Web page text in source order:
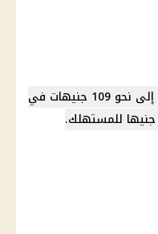
إلى نحو 109 جنيهات في